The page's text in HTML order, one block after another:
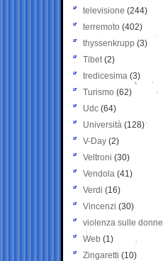
televisione(244)
terremoto (402)
thyssenkrupp (3)
Tibet(2)
tredicesima (3)
Turismo (62)
Udc (64)
Università (128)
V-Day (2)
Veltroni (30)
Vendola (41)
Verdi (16)
Vincenzi (30)
violenza sulle donne
Web (1)
Zingaretti (10)